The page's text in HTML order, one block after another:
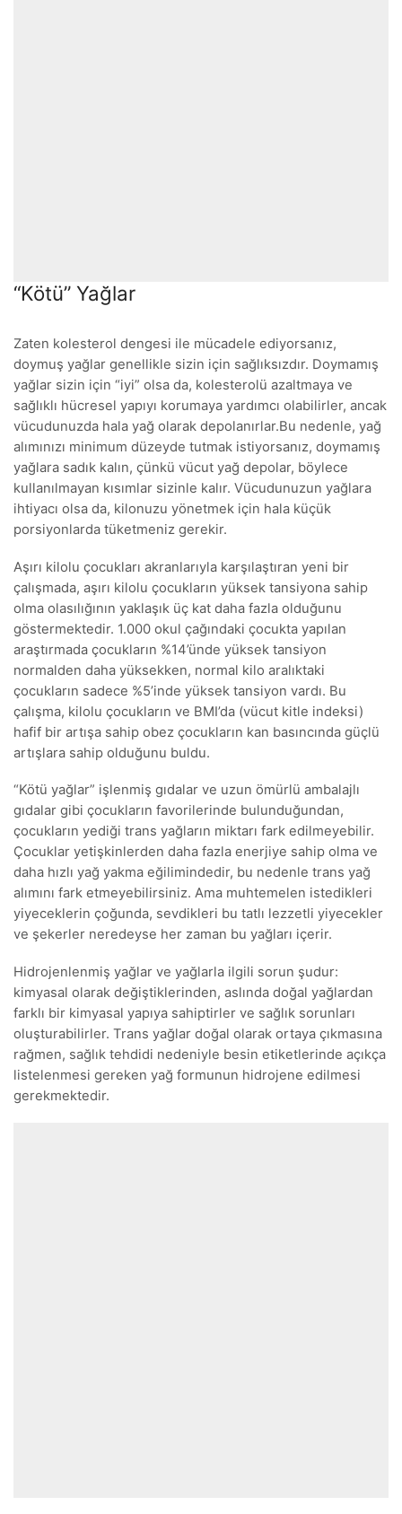
“Kötü” Yağlar
Zaten kolesterol dengesi ile mücadele ediyorsanız,
doymuş yağlar genellikle sizin için sağlıksızdır. Doymamış
yağlar sizin için “iyi” olsa da, kolesterolü azaltmaya ve
sağlıklı hücresel yapıyı korumaya yardımcı olabilirler, ancak
vücudunuzda hala yağ olarak depolanırlar.Bu nedenle, yağ
alımınızı minimum düzeyde tutmak istiyorsanız, doymamış
yağlara sadık kalın, çünkü vücut yağ depolar, böylece
kullanılmayan kısımlar sizinle kalır. Vücudunuzun yağlara
ihtiyacı olsa da, kilonuzu yönetmek için hala küçük
porsiyonlarda tüketmeniz gerekir.
Aşırı kilolu çocukları akranlarıyla karşılaştıran yeni bir
çalışmada, aşırı kilolu çocukların yüksek tansiyona sahip
olma olasılığının yaklaşık üç kat daha fazla olduğunu
göstermektedir. 1.000 okul çağındaki çocukta yapılan
araştırmada çocukların %14’ünde yüksek tansiyon
normalden daha yüksekken, normal kilo aralıktaki
çocukların sadece %5’inde yüksek tansiyon vardı. Bu
çalışma, kilolu çocukların ve BMI’da (vücut kitle indeksi)
hafif bir artışa sahip obez çocukların kan basıncında güçlü
artışlara sahip olduğunu buldu.
“Kötü yağlar” işlenmiş gıdalar ve uzun ömürlü ambalajlı
gıdalar gibi çocukların favorilerinde bulunduğundan,
çocukların yediği trans yağların miktarı fark edilmeyebilir.
Çocuklar yetişkinlerden daha fazla enerjiye sahip olma ve
daha hızlı yağ yakma eğilimindedir, bu nedenle trans yağ
alımını fark etmeyebilirsiniz. Ama muhtemelen istedikleri
yiyeceklerin çoğunda, sevdikleri bu tatlı lezzetli yiyecekler
ve şekerler neredeyse her zaman bu yağları içerir.
Hidrojenlenmiş yağlar ve yağlarla ilgili sorun şudur:
kimyasal olarak değiştiklerinden, aslında doğal yağlardan
farklı bir kimyasal yapıya sahiptirler ve sağlık sorunları
oluşturabilirler. Trans yağlar doğal olarak ortaya çıkmasına
rağmen, sağlık tehdidi nedeniyle besin etiketlerinde açıkça
listelenmesi gereken yağ formunun hidrojene edilmesi
gerekmektedir.